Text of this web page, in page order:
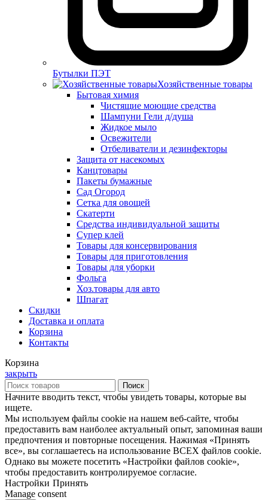
Бутылки ПЭТ
Хозяйственные товары
Бытовая химия
Чистящие моющие средства
Шампуни Гели д/душа
Жидкое мыло
Освежители
Отбеливатели и дезинфекторы
Защита от насекомых
Канцтовары
Пакеты бумажные
Сад Огород
Сетка для овощей
Скатерти
Средства индивидуальной защиты
Супер клей
Товары для консервирования
Товары для приготовления
Товары для уборки
Фольга
Хоз.товары для авто
Шпагат
Скидки
Доставка и оплата
Корзина
Контакты
Корзина
закрыть
Поиск
Начните вводить текст, чтобы увидеть товары, которые вы
ищете.
Мы используем файлы cookie на нашем веб-сайте, чтобы
предоставить вам наиболее актуальный опыт, запоминая ваши
предпочтения и повторные посещения. Нажимая «Принять
все», вы соглашаетесь на использование ВСЕХ файлов cookie.
Однако вы можете посетить «Настройки файлов cookie»,
чтобы предоставить контролируемое согласие.
Настройки Принять
Manage consent